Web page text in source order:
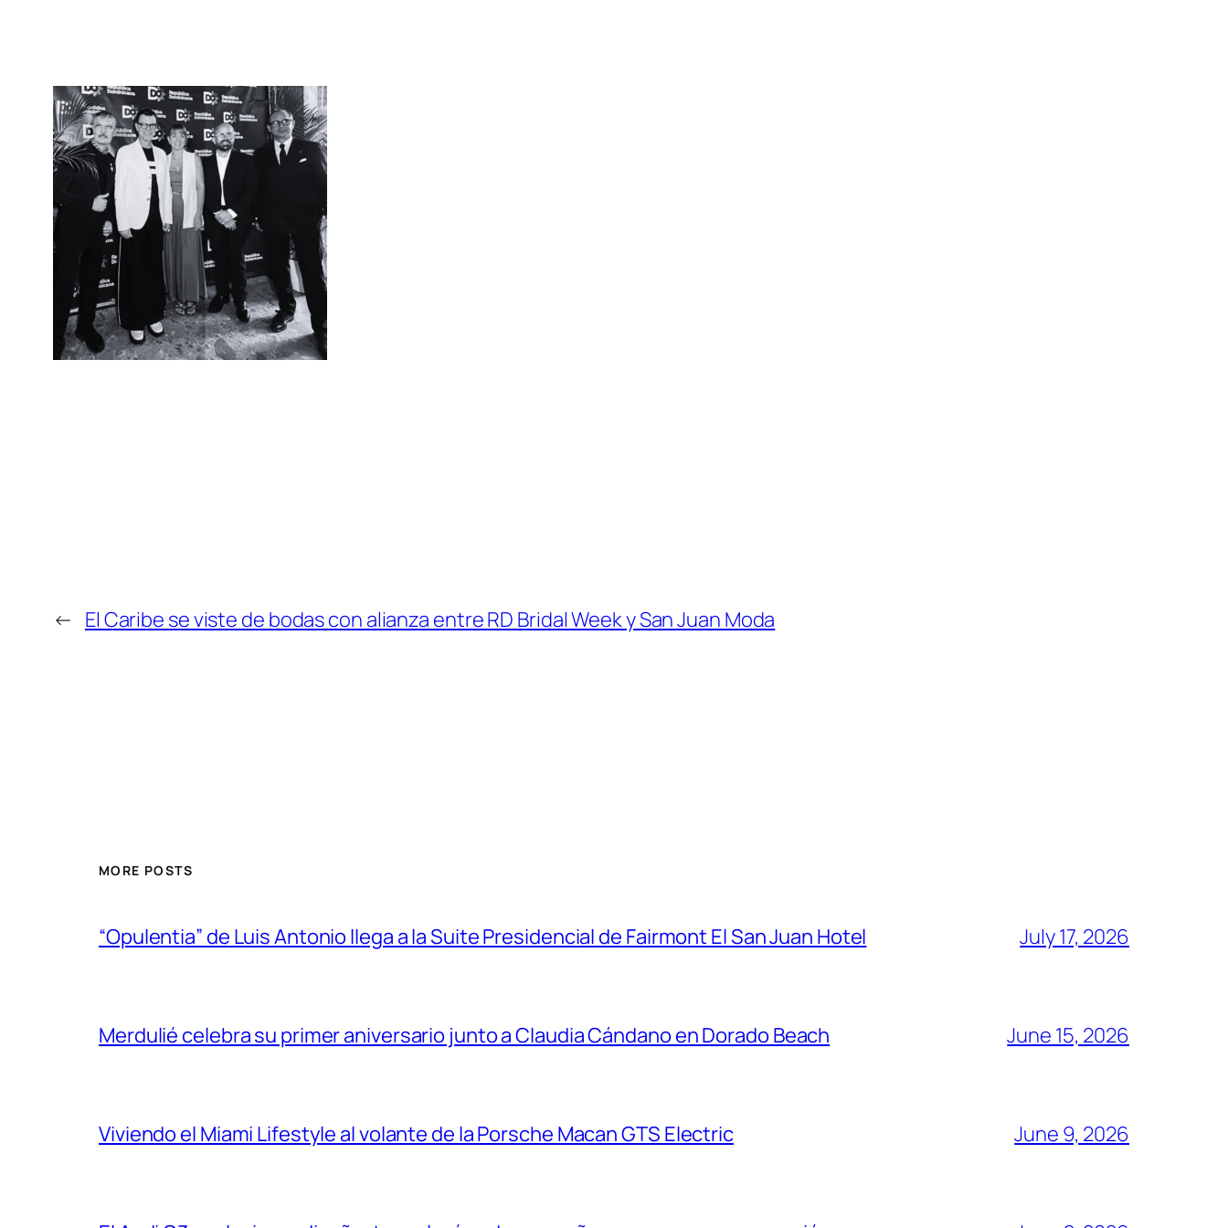
← El Caribe se viste de bodas con alianza entre RD Bridal Week y San Juan Moda
MORE POSTS
“Opulentia” de Luis Antonio llega a la Suite Presidencial de Fairmont El San Juan Hotel July 17, 2026
Merdulié celebra su primer aniversario junto a Claudia Cándano en Dorado Beach June 15, 2026
Viviendo el Miami Lifestyle al volante de la Porsche Macan GTS Electric June 9, 2026